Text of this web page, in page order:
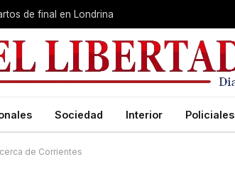
de final en Londrina
Sociedad Interior Policiales
de Corrientes